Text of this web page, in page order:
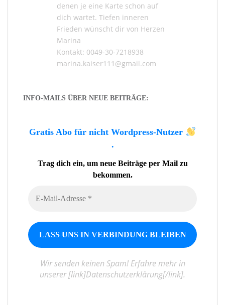
denen je eine Karte schon auf
dich wartet. Tiefen inneren
Frieden wünscht dir von Herzen
Marina
Kontakt: 0049-30-7218938
marina.kaiser111@gmail.com
INFO-MAILS ÜBER NEUE BEITRÄGE:
Gratis Abo für nicht Wordpress-Nutzer
.
Trag dich ein, um neue Beiträge per Mail zu
bekommen.
Wir senden keinen Spam! Erfahre mehr in
unserer [link]Datenschutzerklärung[/link].